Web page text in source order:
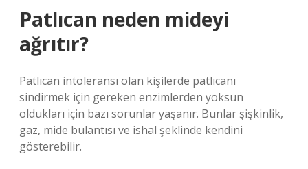
Patlıcan neden mideyi
ağrıtır?
Patlıcan intoleransı olan kişilerde patlıcanı
sindirmek için gereken enzimlerden yoksun
oldukları için bazı sorunlar yaşanır. Bunlar şişkinlik,
gaz, mide bulantısı ve ishal şeklinde kendini
gösterebilir.